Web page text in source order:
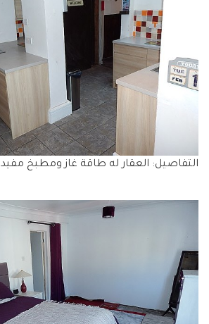
التفاصيل: العقار له طاقة غاز ومطبخ مفيد